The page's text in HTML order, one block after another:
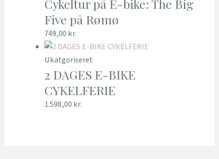
Cykeltur på E-bike: The Big
Five på Rømø
749,00 kr.
Ukatgoriseret
2 DAGES E-BIKE
CYKELFERIE
1.598,00 kr.